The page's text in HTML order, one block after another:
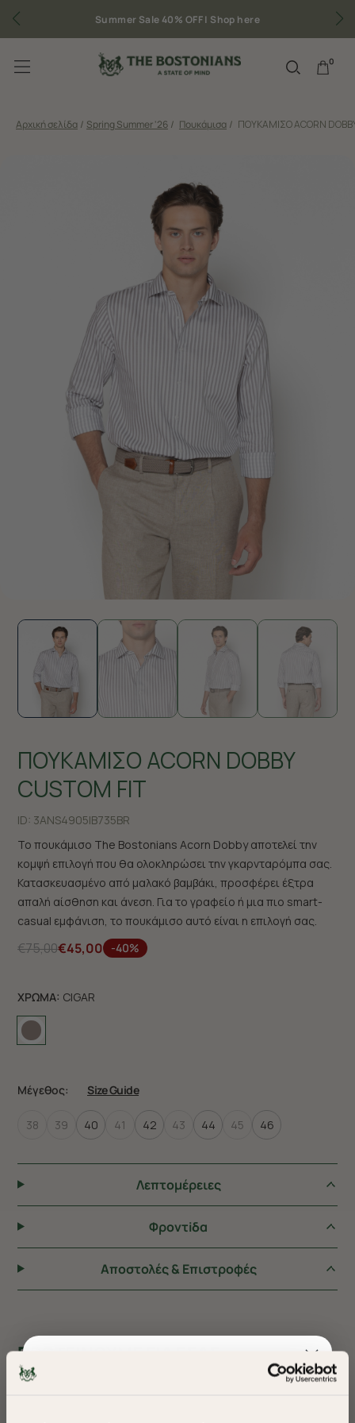
Δωρεάν μεταφορικά για παραγγελίες άνω των 50€
0
Αρχική σελίδα / Spring Summer '26 / Πουκάμισα / ΠΟΥΚΑΜΙΣΟ ACORN
ΠΟΥΚΑΜΙΣΟ ACORN DOBBY
CUSTOM FIT
ID: 3ANS4905|B735BR
Το πουκάμισο The Bostonians Acorn Dobby αποτελεί την
κομψή επιλογή που θα ολοκληρώσει την γκαρνταρόμπα σας.
Κατασκευασμένο από μαλακό βαμβάκι, προσφέρει έξτρα
απαλή αίσθηση και άνεση. Για το γραφείο ή μια πιο smart-
casual εμφάνιση, το πουκάμισο αυτό είναι η επιλογή σας.
€75,00€45,00 -40%
ΧΡΩΜΑ: CIGAR
Μέγεθος: Size Guide
38 39 40 41 42 43 44 45 46
Λεπτομέρειες
Φροντiδα
Αποστολές & Επιστροφές
ΠΡΟΤΕΙΝΟΥΜΕ ΓΙΑ ΕΣΑΣ